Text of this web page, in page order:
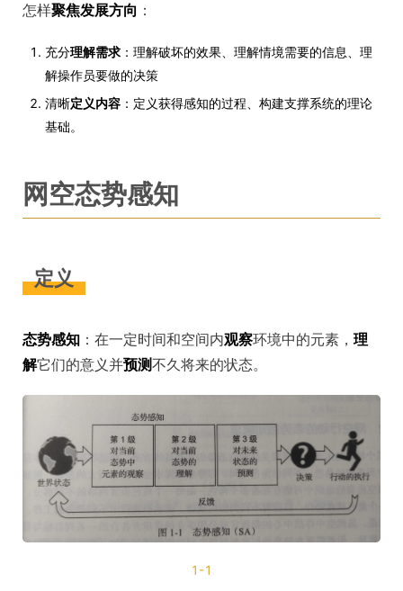
怎样聚焦发展方向 ：
充分理解需求 ：理解破坏的效果、理解情境需要的信息、理
解操作员要做的决策
清晰定义内容 ：定义获得感知的过程、构建支撑系统的理论
基础。
网空态势感知
定义
态势感知 ：在一定时间和空间内观察环境中的元素， 理
解它们的意义并预测不久将来的状态。
1-1